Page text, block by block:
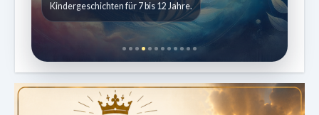
Kindergeschichten für 7 bis 12 Jahre.